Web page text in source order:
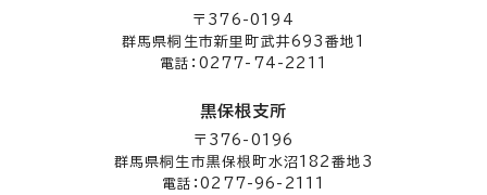
〒376-0194
群馬県桐生市新里町武井693番地1
電話：0277-74-2211
黒保根支所
〒376-0196
群馬県桐生市黒保根町水沼182番地3
電話：0277-96-2111